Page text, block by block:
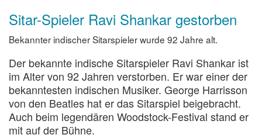
Sitar-Spieler Ravi Shankar gestorben
Bekannter indischer Sitarspieler wurde 92 Jahre alt.
Der bekannte indische Sitarspieler Ravi Shankar ist
im Alter von 92 Jahren verstorben. Er war einer der
bekanntesten indischen Musiker. George Harrisson
von den Beatles hat er das Sitarspiel beigebracht.
Auch beim legendären Woodstock-Festival stand er
mit auf der Bühne.